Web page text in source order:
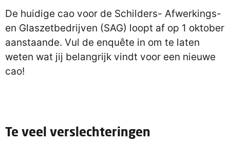
De huidige cao voor de Schilders- Afwerkings-
en Glaszetbedrijven (SAG) loopt af op 1 oktober
aanstaande. Vul de enquête in om te laten
weten wat jij belangrijk vindt voor een nieuwe
cao!
Te veel verslechteringen